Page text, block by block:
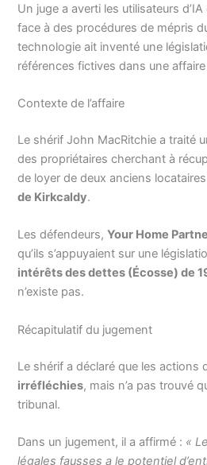
Un juge a averti les utilisateurs
face à des procédures de mépris
technologie ait inventé une
références fictives dans une affaire
Contexte de l’affaire
Le shérif John MacRitchie a traité
des propriétaires cherchant à
de loyer de deux anciens
de Kirkcaldy.
Les défendeurs,Your Home
qu’ils s’appuyaient sur une
intérêts des dettes (Écosse) de
n’existe pas.
Récapitulatif du jugement
Le shérif a déclaré que les actions
irréfléchies, mais n’a pas trouvé
tribunal.
Dans un jugement, il a affirmé : «
légales fausses a le potentiel